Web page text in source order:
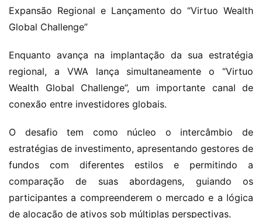
Expansão Regional e Lançamento do “Virtuo Wealth
Global Challenge”
Enquanto avança na implantação da sua estratégia
regional, a VWA lança simultaneamente o “Virtuo
Wealth Global Challenge”, um importante canal de
conexão entre investidores globais.
O desafio tem como núcleo o intercâmbio de
estratégias de investimento, apresentando gestores de
fundos com diferentes estilos e permitindo a
comparação de suas abordagens, guiando os
participantes a compreenderem o mercado e a lógica
de alocação de ativos sob múltiplas perspectivas.